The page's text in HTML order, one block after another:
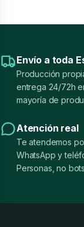
Envío a toda
Producción
entrega 24/72h
mayoría de
Atención real
Te atendemos
WhatsApp y
Personas, no